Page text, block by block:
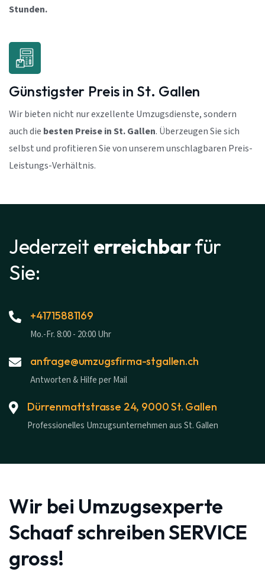
Stunden.
Günstigster Preis in St. Gallen
Wir bieten nicht nur exzellente Umzugsdienste, sondern
auch die besten Preise in St. Gallen. Überzeugen Sie sich
selbst und profitieren Sie von unserem unschlagbaren Preis-
Leistungs-Verhältnis.
Jederzeit erreichbarfür
Sie:
+41715881169
Mo.-Fr. 8:00 - 20:00 Uhr
anfrage@umzugsfirma-stgallen.ch
Antworten & Hilfe per Mail
Dürrenmattstrasse 24, 9000 St. Gallen
Professionelles Umzugsunternehmen aus St. Gallen
Wir bei Umzugsexperte
Schaaf schreiben SERVICE
gross!